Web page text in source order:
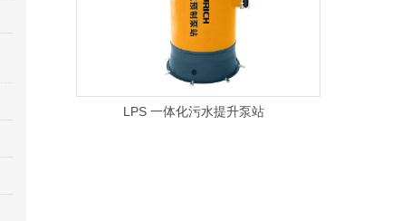
LPS 一体化污水提升泵站